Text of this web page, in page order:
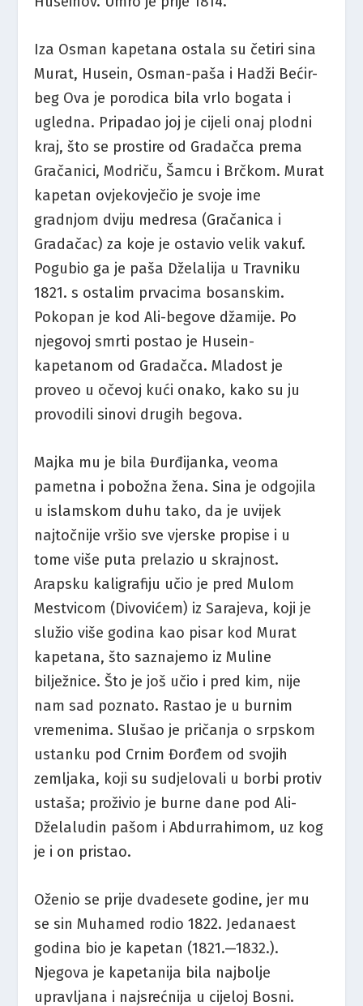
Iza Osman kapetana ostala su četiri sina
Murat, Husein, Osman-paša i Hadži Bećir-
beg Ova je porodica bila vrlo bogata i
ugledna. Pripadao joj je cijeli onaj plodni
kraj, što se prostire od Gradačca prema
Gračanici, Modriču, Šamcu i Brčkom. Murat
kapetan ovjekovječio je svoje ime
gradnjom dviju medresa (Gračanica i
Gradačac) za koje je ostavio velik vakuf.
Pogubio ga je paša Dželalija u Travniku
1821. s ostalim prvacima bosanskim.
Pokopan je kod Ali-begove džamije. Po
njegovoj smrti postao je Husein-
kapetanom od Gradačca. Mladost je
proveo u očevoj kući onako, kako su ju
provodili sinovi drugih begova.
Majka mu je bila Đurđijanka, veoma
pametna i pobožna žena. Sina je odgojila
u islamskom duhu tako, da je uvijek
najtočnije vršio sve vjerske propise i u
tome više puta prelazio u skrajnost.
Arapsku kaligrafiju učio je pred Mulom
Mestvicom (Divovićem) iz Sarajeva, koji je
služio više godina kao pisar kod Murat
kapetana, što saznajemo iz Muline
bilježnice. Što je još učio i pred kim, nije
nam sad poznato. Rastao je u burnim
vremenima. Slušao je pričanja o srpskom
ustanku pod Crnim Đorđem od svojih
zemljaka, koji su sudjelovali u borbi protiv
ustaša; proživio je burne dane pod Ali-
Dželaludin pašom i Abdurrahimom, uz kog
je i on pristao.
Oženio se prije dvadesete godine, jer mu
se sin Muhamed rodio 1822. Jedanaest
godina bio je kapetan (1821.—1832.).
Njegova je kapetanija bila najbolje
upravljana i najsrećnija u cijeloj Bosni.